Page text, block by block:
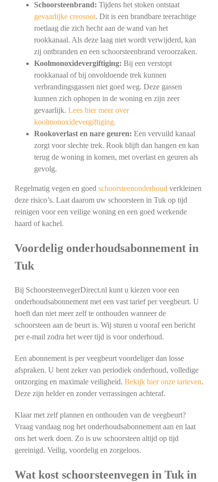
Schoorsteenbrand: Tijdens het stoken ontstaat
gevaarlijke creosoot. Dit is een brandbare teerachtige
roetlaag die zich hecht aan de wand van het
rookkanaal. Als deze laag niet wordt verwijderd, kan
zij ontbranden en een schoorsteenbrand veroorzaken.
Koolmonoxidevergiftiging: Bij een verstopt
rookkanaal of bij onvoldoende trek kunnen
verbrandingsgassen niet goed weg. Deze gassen
kunnen zich ophopen in de woning en zijn zeer
gevaarlijk. Lees hier meer over
koolmonoxidevergiftiging.
Rookoverlast en nare geuren: Een vervuild kanaal
zorgt voor slechte trek. Rook blijft dan hangen en kan
terug de woning in komen, met overlast en geuren als
gevolg.
Regelmatig vegen en goed schoorsteenonderhoud verkleinen
deze risico’s. Laat daarom uw schoorsteen in Tuk op tijd
reinigen voor een veilige woning en een goed werkende
haard of kachel.
Voordelig onderhoudsabonnement in
Tuk
Bij SchoorsteenvegerDirect.nl kunt u kiezen voor een
onderhoudsabonnement met een vast tarief per veegbeurt. U
hoeft dan niet meer zelf te onthouden wanneer de
schoorsteen aan de beurt is. Wij sturen u vooraf een bericht
per e-mail zodra het weer tijd is voor onderhoud.
Een abonnement is per veegbeurt voordeliger dan losse
afspraken. U bent zeker van periodiek onderhoud, volledige
ontzorging en maximale veiligheid. Bekijk hier onze tarieven.
Deze zijn helder en zonder verrassingen achteraf.
Klaar met zelf plannen en onthouden van de veegbeurt?
Vraag vandaag nog het onderhoudsabonnement aan en laat
ons het werk doen. Zo is uw schoorsteen altijd op tijd
gereinigd. Veilig, voordelig en zorgeloos.
Wat kost schoorsteenvegen in Tuk in